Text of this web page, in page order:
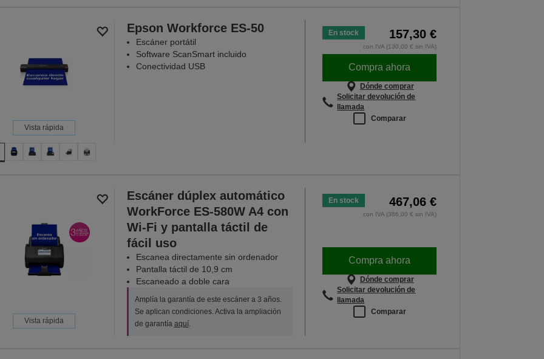
Vista rápida
Epson Workforce ES-50
Escáner portátil
Software ScanSmart incluido
Conectividad USB
En stock 157,30 €
con IVA (130,00 € sin IVA)
Compra ahora
Dónde comprar
Solicitar devolución de
llamada
Comparar
Vista rápida
Escáner dúplex automático
WorkForce ES-580W A4 con
Wi-Fi y pantalla táctil de
fácil uso
Escanea directamente sin ordenador
Pantalla táctil de 10,9 cm
Escaneado a doble cara
Amplía la garantía de este escáner a 3 años.
Se aplican condiciones. Activa la ampliación
de garantía aquí.
En stock 467,06 €
con IVA (386,00 € sin IVA)
Compra ahora
Dónde comprar
Solicitar devolución de
llamada
Comparar